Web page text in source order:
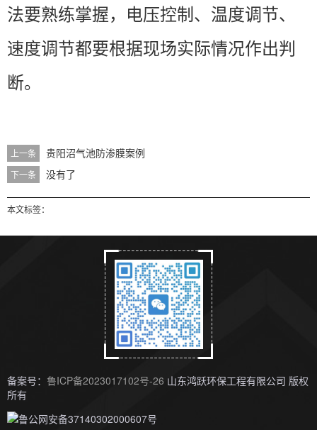
法要熟练掌握，电压控制、温度调节、
速度调节都要根据现场实际情况作出判
断。
上一条 贵阳沼气池防渗膜案例
下一条 没有了
本文标签：
备案号： 鲁ICP备2023017102号-26 山东鸿跃环保工程有限公司 版权
所有
鲁公网安备37140302000607号